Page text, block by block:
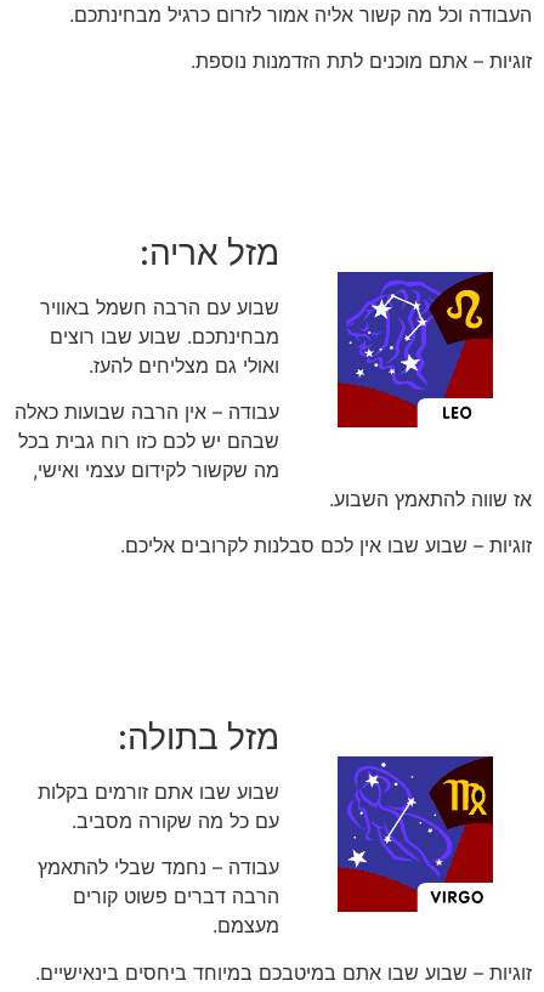
העבודה וכל מה קשור אליה אמור לזרום כרגיל מבחינתכם.
זוגיות – אתם מוכנים לתת הזדמנות נוספת.
מזל אריה:
שבוע עם הרבה חשמל באוויר
מבחינתכם. שבוע שבו רוצים
ואולי גם מצליחים להעז.
עבודה – אין הרבה שבועות כאלה
שבהם יש לכם כזו רוח גבית בכל
מה שקשור לקידום עצמי ואישי,
אז שווה להתאמץ השבוע.
זוגיות – שבוע שבו אין לכם סבלנות לקרובים אליכם.
מזל בתולה:
שבוע שבו אתם זורמים בקלות
עם כל מה שקורה מסביב.
עבודה – נחמד שבלי להתאמץ
הרבה דברים פשוט קורים
מעצמם.
זוגיות – שבוע שבו אתם במיטבכם במיוחד ביחסים בינאישיים.